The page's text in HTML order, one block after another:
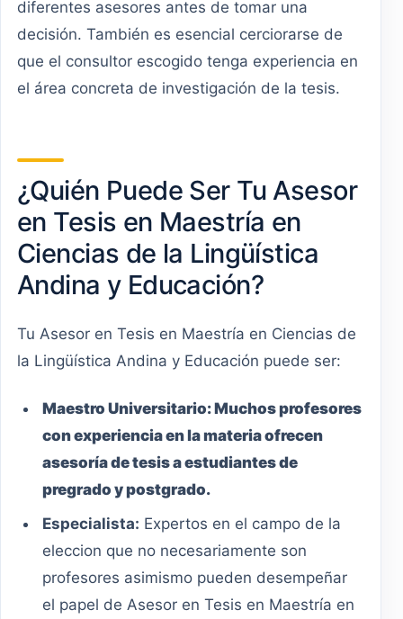
diferentes asesores antes de tomar una
decisión. También es esencial cerciorarse de
que el consultor escogido tenga experiencia en
el área concreta de investigación de la tesis.
¿Quién Puede Ser Tu Asesor
en Tesis en Maestría en
Ciencias de la Lingüística
Andina y Educación?
Tu Asesor en Tesis en Maestría en Ciencias de
la Lingüística Andina y Educación puede ser:
MaestroUniversitario:Muchos profesores
con experiencia en la materia ofrecen
asesoría de tesis a estudiantes de
pregrado y postgrado.
Especialista: Expertos en el campo de la
eleccion que no necesariamente son
profesores asimismo pueden desempeñar
el papel de Asesor en Tesis en Maestría en